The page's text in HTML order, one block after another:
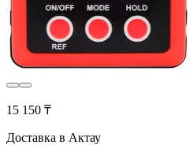
15 150 ₸
Доставка в Актау